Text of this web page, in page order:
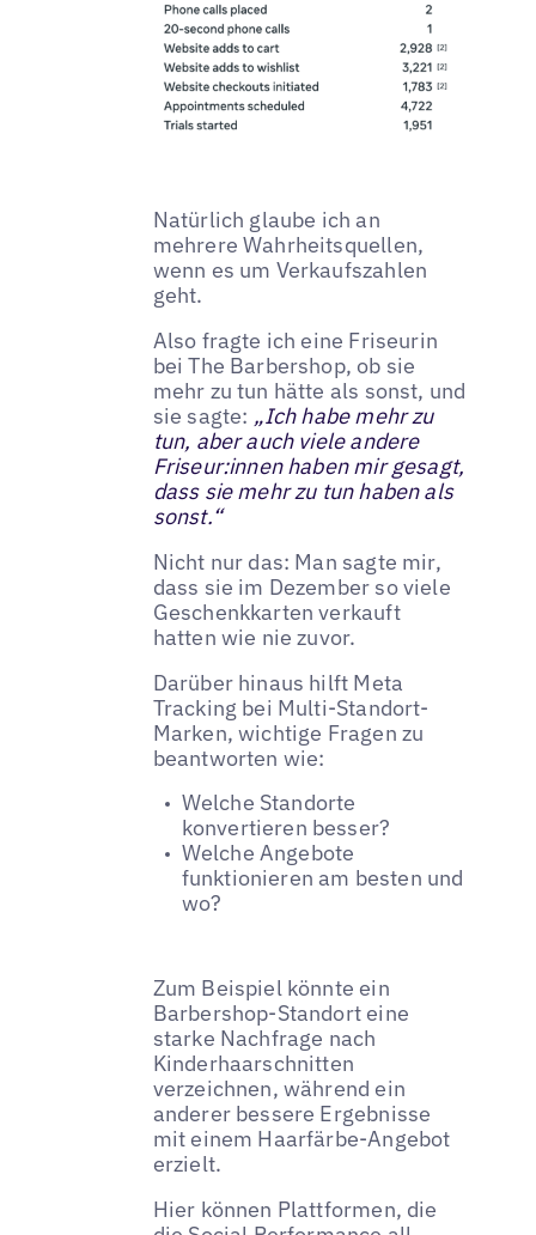
Natürlich glaube ich an
mehrere Wahrheitsquellen,
wenn es um Verkaufszahlen
geht.
Also fragte ich eine Friseurin
bei The Barbershop, ob sie
mehr zu tun hätte als sonst, und
sie sagte: „Ich habe mehr zu
tun, aber auch viele andere
Friseur:innen haben mir gesagt,
dass sie mehr zu tun haben als
sonst.“
Nicht nur das: Man sagte mir,
dass sie im Dezember so viele
Geschenkkarten verkauft
hatten wie nie zuvor.
Darüber hinaus hilft Meta
Tracking bei Multi-Standort-
Marken, wichtige Fragen zu
beantworten wie:
Welche Standorte
konvertieren besser?
Welche Angebote
funktionieren am besten und
wo?
Zum Beispiel könnte ein
Barbershop-Standort eine
starke Nachfrage nach
Kinderhaarschnitten
verzeichnen, während ein
anderer bessere Ergebnisse
mit einem Haarfärbe-Angebot
erzielt.
Hier können Plattformen, die